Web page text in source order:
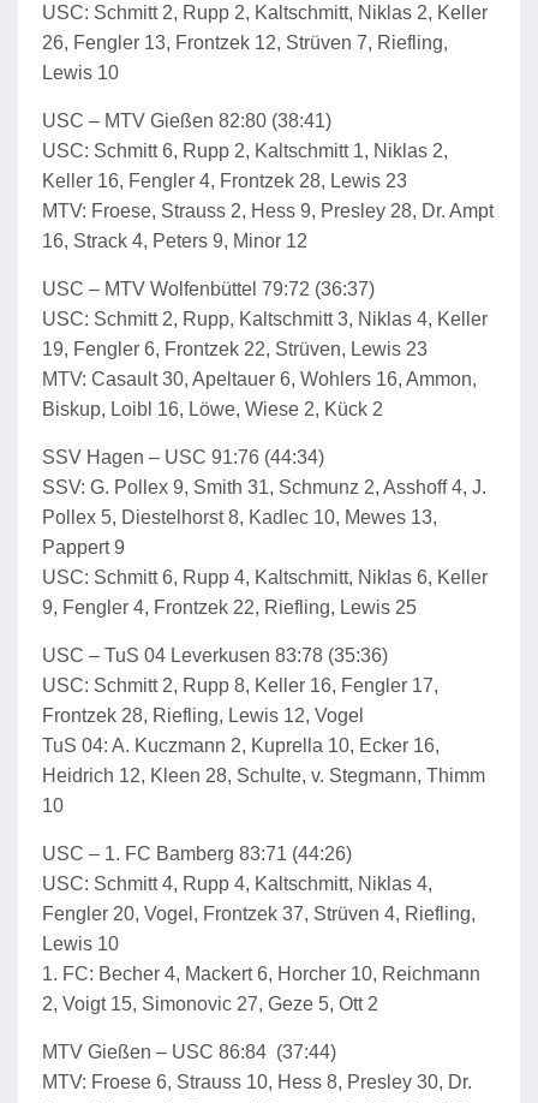
USC: Schmitt 2, Rupp 2, Kaltschmitt, Niklas 2, Keller
26, Fengler 13, Frontzek 12, Strüven 7, Riefling,
Lewis 10
USC – MTV Gießen 82:80 (38:41)
USC: Schmitt 6, Rupp 2, Kaltschmitt 1, Niklas 2,
Keller 16, Fengler 4, Frontzek 28, Lewis 23
MTV: Froese, Strauss 2, Hess 9, Presley 28, Dr. Ampt
16, Strack 4, Peters 9, Minor 12
USC – MTV Wolfenbüttel 79:72 (36:37)
USC: Schmitt 2, Rupp, Kaltschmitt 3, Niklas 4, Keller
19, Fengler 6, Frontzek 22, Strüven, Lewis 23
MTV: Casault 30, Apeltauer 6, Wohlers 16, Ammon,
Biskup, Loibl 16, Löwe, Wiese 2, Kück 2
SSV Hagen – USC 91:76 (44:34)
SSV: G. Pollex 9, Smith 31, Schmunz 2, Asshoff 4, J.
Pollex 5, Diestelhorst 8, Kadlec 10, Mewes 13,
Pappert 9
USC: Schmitt 6, Rupp 4, Kaltschmitt, Niklas 6, Keller
9, Fengler 4, Frontzek 22, Riefling, Lewis 25
USC – TuS 04 Leverkusen 83:78 (35:36)
USC: Schmitt 2, Rupp 8, Keller 16, Fengler 17,
Frontzek 28, Riefling, Lewis 12, Vogel
TuS 04: A. Kuczmann 2, Kuprella 10, Ecker 16,
Heidrich 12, Kleen 28, Schulte, v. Stegmann, Thimm
10
USC – 1. FC Bamberg 83:71 (44:26)
USC: Schmitt 4, Rupp 4, Kaltschmitt, Niklas 4,
Fengler 20, Vogel, Frontzek 37, Strüven 4, Riefling,
Lewis 10
1. FC: Becher 4, Mackert 6, Horcher 10, Reichmann
2, Voigt 15, Simonovic 27, Geze 5, Ott 2
MTV Gießen – USC 86:84 (37:44)
MTV: Froese 6, Strauss 10, Hess 8, Presley 30, Dr.